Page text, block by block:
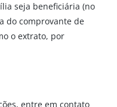
seja beneficiária (no
do comprovante de
o extrato, por
entre em contato